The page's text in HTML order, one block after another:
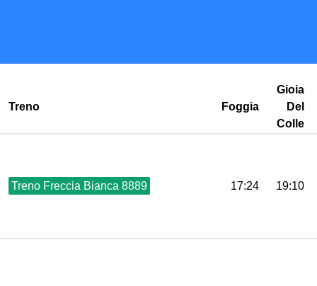
Treno Foggia
Gioia
Del
Colle
Treno Freccia Bianca 8889 17:24 19:10